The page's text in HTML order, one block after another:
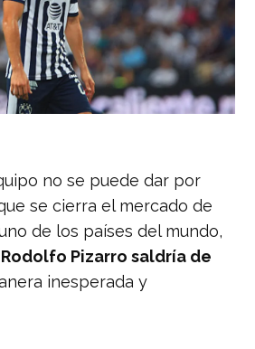
no se puede dar por
se cierra el mercado de
de los países del mundo,
Rodolfo Pizarro saldría de
inesperada y